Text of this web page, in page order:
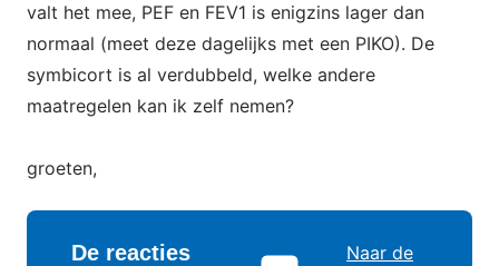
valt het mee, PEF en FEV1 is enigzins lager dan
normaal (meet deze dagelijks met een PIKO). De
symbicort is al verdubbeld, welke andere
maatregelen kan ik zelf nemen?
groeten,
De reacties
Naar de